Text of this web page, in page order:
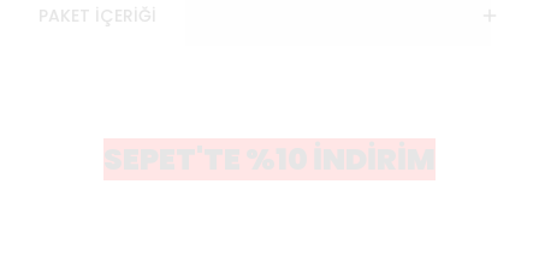
PAKET İÇERİĞİ
SEPET'TE %10 İNDİRİM